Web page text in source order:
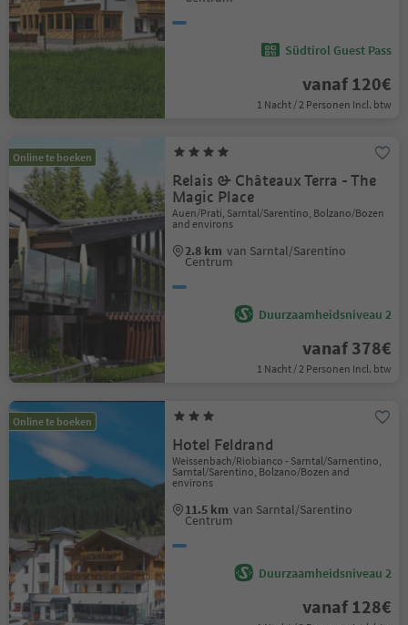
Südtirol Guest Pass
vanaf 120€
1 Nacht / 2 Personen Incl. btw
Online te boeken
Relais & Châteaux Terra - The
Magic Place
Auen/Prati, Sarntal/Sarentino, Bolzano/Bozen
and environs
2.8 km van Sarntal/Sarentino
Centrum
Duurzaamheidsniveau 2
vanaf 378€
1 Nacht / 2 Personen Incl. btw
Online te boeken
Hotel Feldrand
Weissenbach/Riobianco - Sarntal/Sarnentino,
Sarntal/Sarentino, Bolzano/Bozen and
environs
11.5 km van Sarntal/Sarentino
Centrum
Duurzaamheidsniveau 2
vanaf 128€